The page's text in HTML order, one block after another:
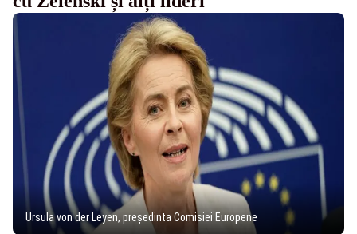
Ursula von der Leyen, președinta Comisiei Europene